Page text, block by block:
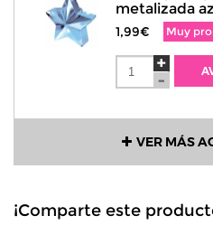
metalizada
1,99€ Muy
VER MÁS
¡Comparte este